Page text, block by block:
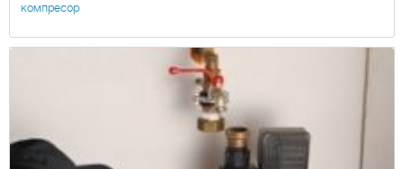
компресор